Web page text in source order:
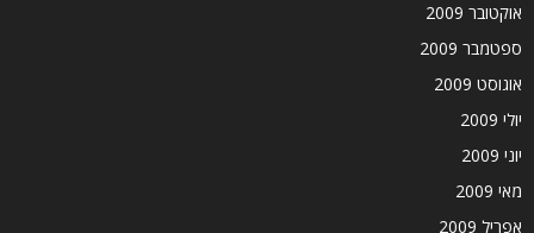
אוקטובר 2009
ספטמבר 2009
אוגוסט 2009
יולי 2009
יוני 2009
מאי 2009
אפריל 2009